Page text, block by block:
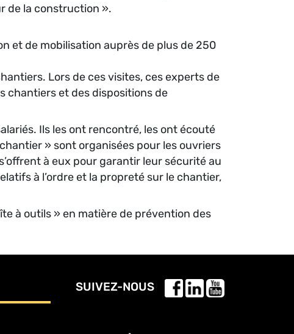
de la construction ».
et de mobilisation auprès de plus de 250
Lors de ces visites, ces experts de
chantiers et des dispositions de
Ils les ont rencontré, les ont écouté
» sont organisées pour les ouvriers
à eux pour garantir leur sécurité au
à l’ordre et la propreté sur le chantier,
à outils » en matière de prévention des
SUIVEZ-NOUS